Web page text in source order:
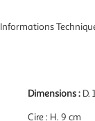
Informations
Dimensions : D.
Cire : H. 9 cm